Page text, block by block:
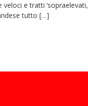
veloci e tratti ‘sopraelevati,
tutto […]